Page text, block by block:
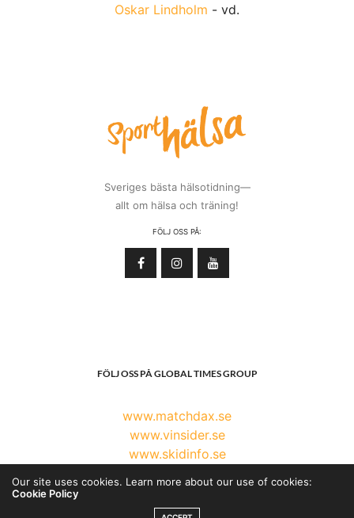
Oskar Lindholm - vd.
Sveriges bästa hälsotidning—
allt om hälsa och träning!
FÖLJ OSS PÅ:
FÖLJ OSS PÅ GLOBAL TIMES GROUP
www.matchdax.se
www.vinsider.se
www.skidinfo.se
Our site uses cookies. Learn more about our use of cookies:
Cookie Policy